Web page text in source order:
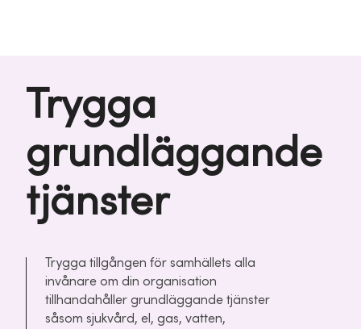
Trygga
grundläggande
tjänster
Trygga tillgången för samhällets alla
invånare om din organisation
tillhandahåller grundläggande tjänster
såsom sjukvård, el, gas, vatten,